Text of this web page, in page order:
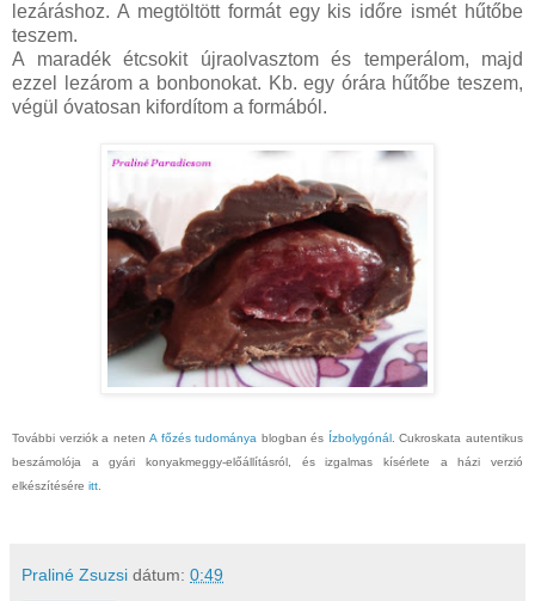
lezáráshoz. A megtöltött formát egy kis időre ismét hűtőbe
teszem.
A maradék étcsokit újraolvasztom és temperálom, majd
ezzel lezárom a bonbonokat. Kb. egy órára hűtőbe teszem,
végül óvatosan kifordítom a formából.
További verziók a netenA főzés tudománya blogban és Ízbolygónál. Cukroskata autentikus
beszámolója a gyári konyakmeggy-előállításról, és izgalmas kísérlete a házi verzió
elkészítésére itt.
Praliné Zsuzsi dátum: 0:49